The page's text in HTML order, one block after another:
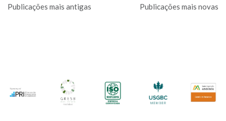
Navegação
Publicações mais antigas Publicações mais novas